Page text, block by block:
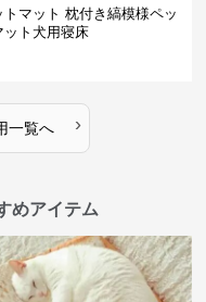
トマット 枕付き縞模様ペッ
ット犬用寝床
一覧へ ›
めアイテム